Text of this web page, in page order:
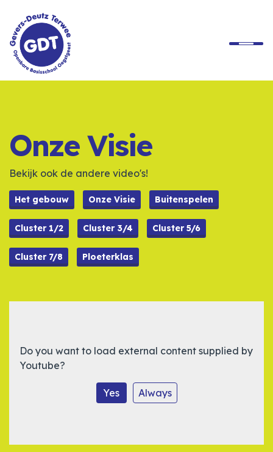
Ons Onderwijs
Praktische Informatie
Rondleiding
Contact
Onze Visie
Bekijk ook de andere video's!
Het gebouw Onze Visie Buitenspelen
Cluster 1/2 Cluster 3/4 Cluster 5/6
Cluster 7/8 Ploeterklas
Do you want to load external content supplied by
Youtube?
Yes Always